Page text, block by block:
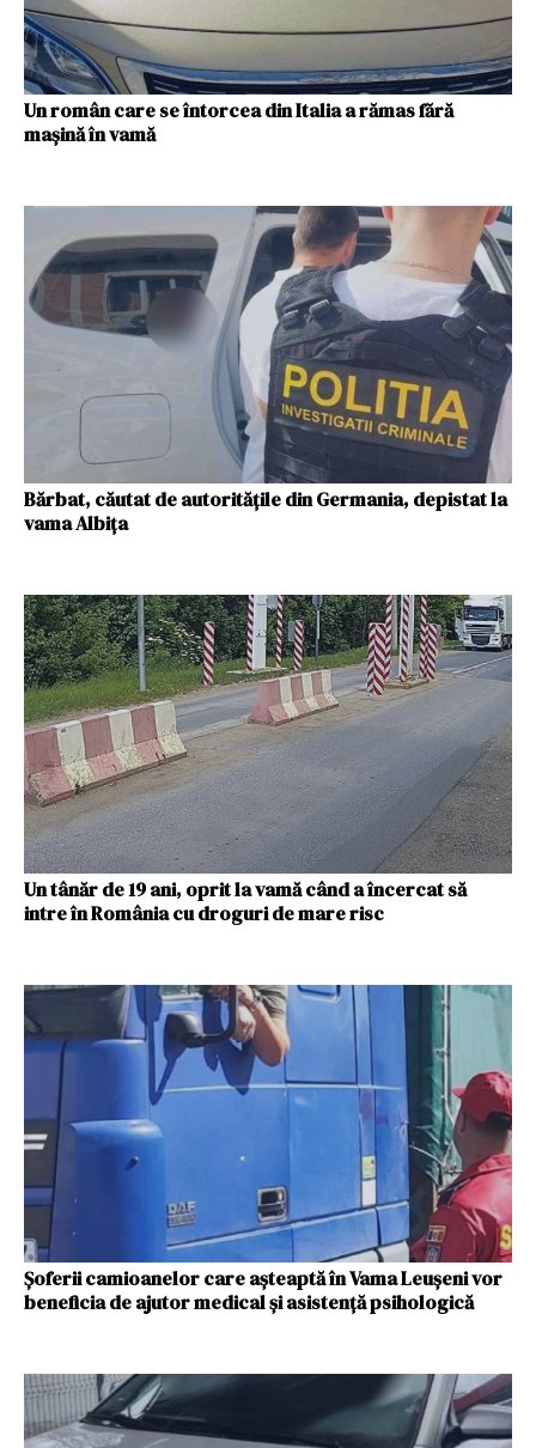
Un român care se întorcea din Italia a rămas fără
mașină în vamă
Bărbat, căutat de autoritățile din Germania, depistat la
vama Albița
Un tânăr de 19 ani, oprit la vamă când a încercat să
intre în România cu droguri de mare risc
Șoferii camioanelor care așteaptă în Vama Leușeni vor
beneficia de ajutor medical și asistență psihologică